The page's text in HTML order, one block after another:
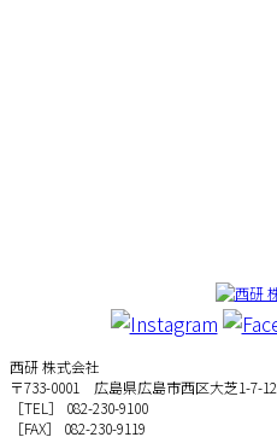
西研 株式会社
〒733-0001 広島県広島市西区大芝1-7-12
［TEL］ 082-230-9100
［FAX］ 082-230-9119